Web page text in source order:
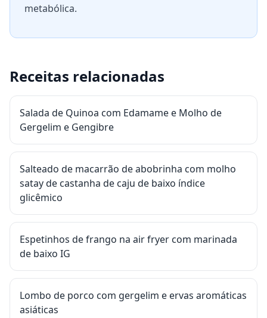
metabólica.
Receitas relacionadas
Salada de Quinoa com Edamame e Molho de
Gergelim e Gengibre
Salteado de macarrão de abobrinha com molho
satay de castanha de caju de baixo índice
glicêmico
Espetinhos de frango na air fryer com marinada
de baixo IG
Lombo de porco com gergelim e ervas aromáticas
asiáticas